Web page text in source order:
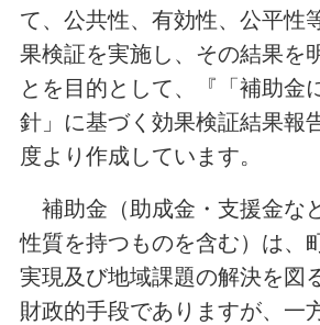
て、公共性、有効性、公平性
果検証を実施し、その結果を
とを目的として、『「補助金
針」に基づく効果検証結果報
度より作成しています。
補助金（助成金・支援金な
性質を持つものを含む）は、
実現及び地域課題の解決を図
財政的手段でありますが、一